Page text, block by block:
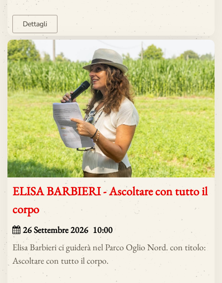
Dettagli
ELISA BARBIERI - Ascoltare con tutto il
corpo
26Settembre 2026 10:00
Elisa Barbieri ci guiderà nel Parco Oglio Nord. con titolo:
Ascoltare con tutto il corpo.